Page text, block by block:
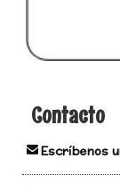
Contacto
Escríbenos